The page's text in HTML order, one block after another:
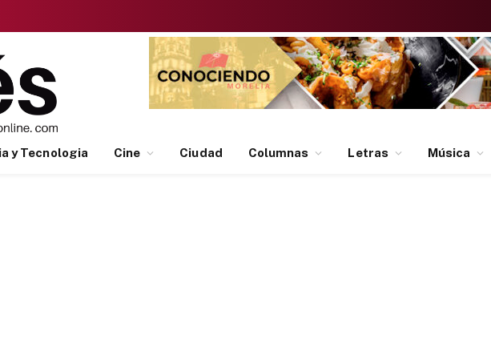
y Tecnologia Cine Ciudad Columnas Letras Música